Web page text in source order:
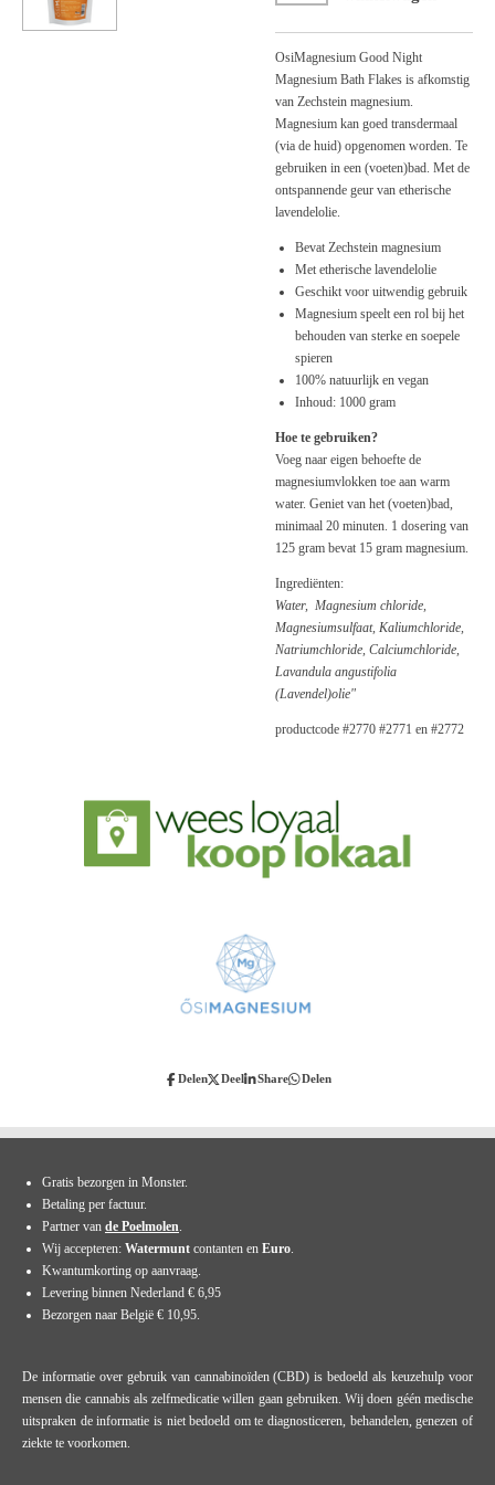
OsiMagnesium Good Night
Magnesium Bath Flakes is afkomstig
van Zechstein magnesium.
Magnesium kan goed transdermaal
(via de huid) opgenomen worden. Te
gebruiken in een (voeten)bad. Met de
ontspannende geur van etherische
lavendelolie.
Bevat Zechstein magnesium
Met etherische lavendelolie
Geschikt voor uitwendig gebruik
Magnesium speelt een rol bij het
behouden van sterke en soepele
spieren
100% natuurlijk en vegan
Inhoud: 1000 gram
Hoe te gebruiken?
Voeg naar eigen behoefte de
magnesiumvlokken toe aan warm
water. Geniet van het (voeten)bad,
minimaal 20 minuten. 1 dosering van
125 gram bevat 15 gram magnesium.
Ingrediënten:
Water, Magnesium chloride,
Magnesiumsulfaat, Kaliumchloride,
Natriumchloride, Calciumchloride,
Lavandula angustifolia
(Lavendel)olie"
productcode #2770 #2771 en #2772
Delen Deel Share Delen
Gratis bezorgen in Monster.
Betaling per factuur.
Partner van de Poelmolen.
Wij accepteren: Watermunt contanten en Euro.
Kwantumkorting op aanvraag.
Levering binnen Nederland € 6,95
Bezorgen naar België € 10,95.
De informatie over gebruik van cannabinoïden (CBD) is bedoeld als keuzehulp voor
mensen die cannabis als zelfmedicatie willen gaan gebruiken. Wij doen géén medische
uitspraken de informatie is niet bedoeld om te diagnosticeren, behandelen, genezen of
ziekte te voorkomen.